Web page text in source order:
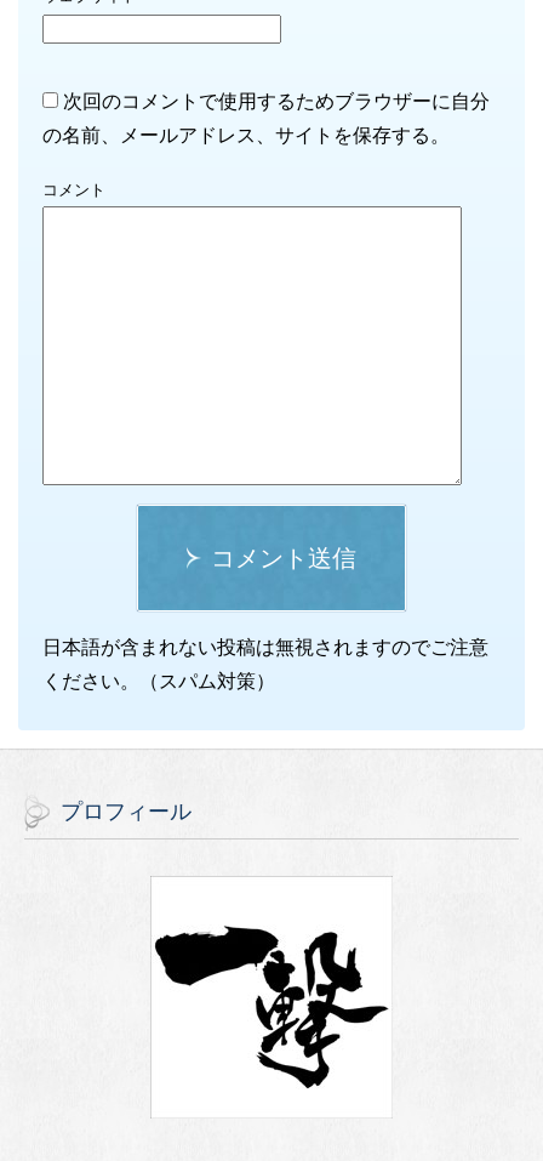
次回のコメントで使用するためブラウザーに自分
の名前、メールアドレス、サイトを保存する。
コメント
コメント送信
日本語が含まれない投稿は無視されますのでご注意
ください。（スパム対策）
プロフィール